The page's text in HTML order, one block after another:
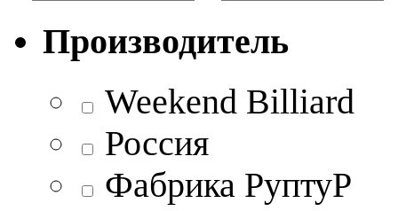
Производитель
Weekend Billiard
Россия
Фабрика РуптуР